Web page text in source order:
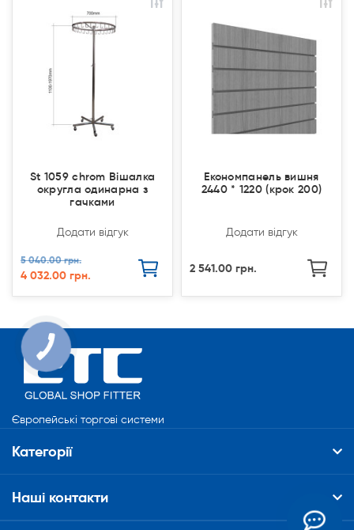
St 1059 chrom Вішалка
округла одинарна з
гачками
Додати відгук
5 040.00 грн.
4 032.00 грн.
Економпанель вишня
2440 * 1220 (крок 200)
Додати відгук
2 541.00 грн.
Європейські торгові системи
Категорії
Наші контакти